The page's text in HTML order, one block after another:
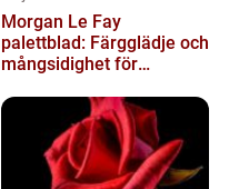
Morgan Le Fay
palettblad: Färgglädje och
mångsidighet för